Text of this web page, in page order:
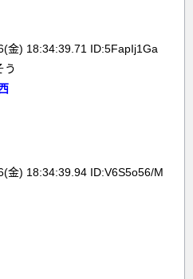
金) 18:34:39.71 ID:5FapIj1Ga
う
金) 18:34:39.94 ID:V6S5o56/M